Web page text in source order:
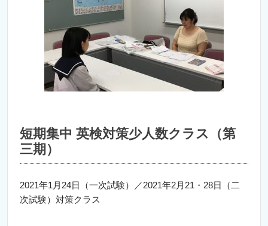
短期集中 英検対策少人数クラス（第
三期）
2021年1月24日（一次試験）／2021年2月21・28日（二
次試験）対策クラス